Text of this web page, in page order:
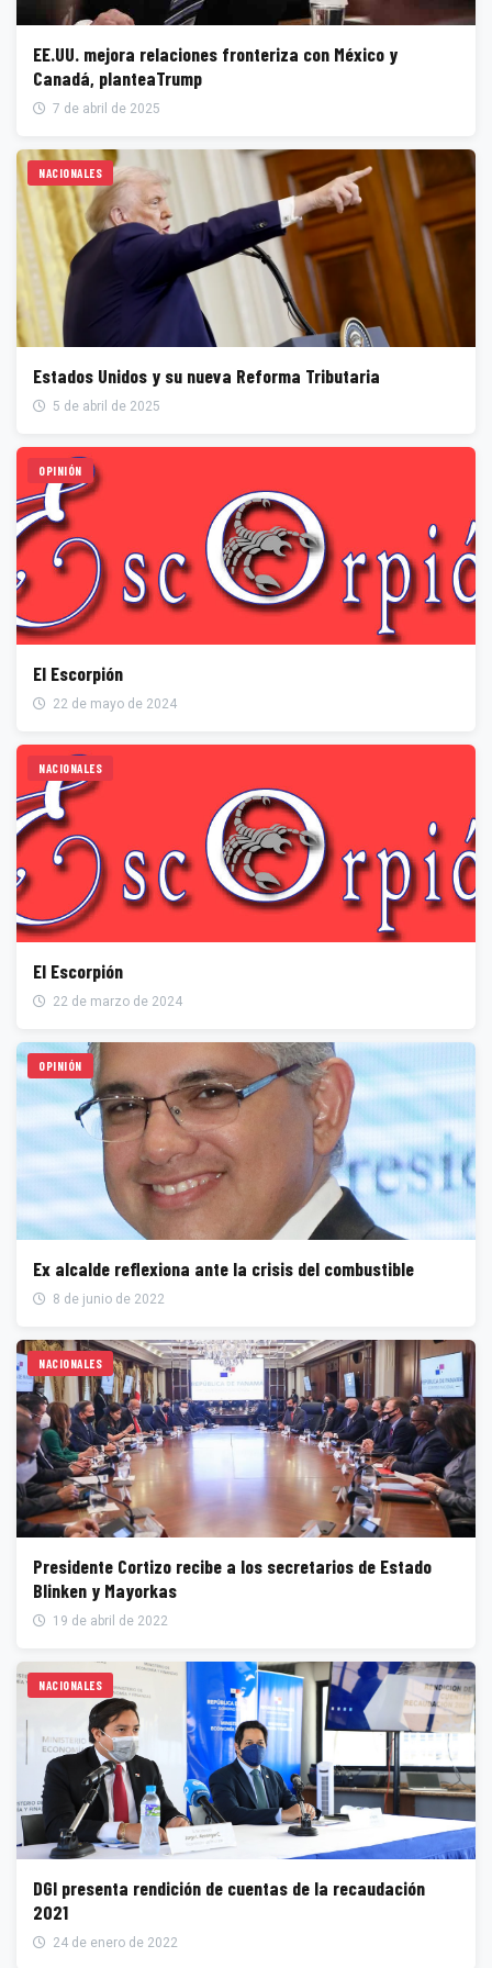
EE.UU. mejora relaciones fronteriza con México y
Canadá, planteaTrump
7 de abril de 2025
NACIONALES
Estados Unidos y su nueva Reforma Tributaria
5 de abril de 2025
OPINIÓN
El Escorpión
22 de mayo de 2024
NACIONALES
El Escorpión
22 de marzo de 2024
OPINIÓN
Ex alcalde reflexiona ante la crisis del combustible
8 de junio de 2022
NACIONALES
Presidente Cortizo recibe a los secretarios de Estado
Blinken y Mayorkas
19 de abril de 2022
NACIONALES
DGI presenta rendición de cuentas de la recaudación
2021
24 de enero de 2022